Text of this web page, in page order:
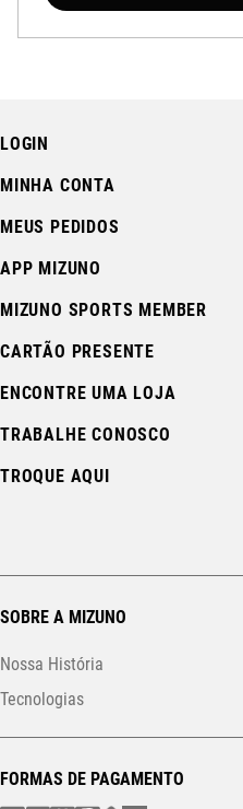
LOGIN
MINHA CONTA
MEUS PEDIDOS
APP MIZUNO
MIZUNO SPORTS MEMBER
CARTÃO PRESENTE
ENCONTRE UMA LOJA
TRABALHE CONOSCO
TROQUE AQUI
SOBRE A MIZUNO
Nossa História
Tecnologias
FORMAS DE PAGAMENTO